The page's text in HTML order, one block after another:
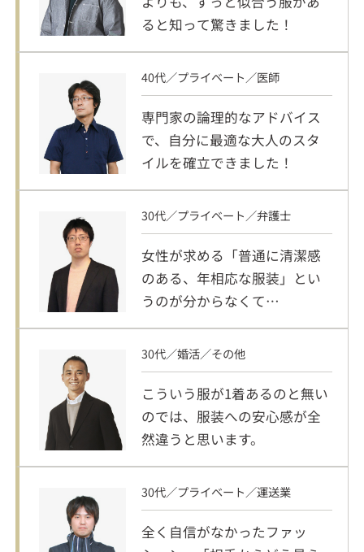
ると知って驚きました！
40代／プライベート／医師
専門家の論理的なアドバイス
で、自分に最適な大人のスタ
イルを確立できました！
30代／プライベート／弁護士
女性が求める「普通に清潔感
のある、年相応な服装」とい
うのが分からなくて…
30代／婚活／その他
こういう服が1着あるのと無い
のでは、服装への安心感が全
然違うと思います。
30代／プライベート／運送業
全く自信がなかったファッ